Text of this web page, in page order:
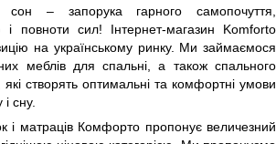
– запорука гарного самопочуття,
і повноти сил! Інтернет-магазин Komforto
на українському ринку. Ми займаємося
меблів для спальні, а також спального
створять оптимальні та комфортні умови
сну.
і матраців Комфорто пропонує величезний